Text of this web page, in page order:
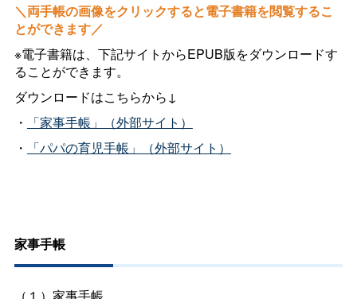
＼両手帳の画像をクリックすると電子書籍を閲覧するこ
とができます／
※電子書籍は、下記サイトからEPUB版をダウンロードす
ることができます。
ダウンロードはこちらから↓
・
「家事手帳」（外部サイト）
・
「パパの育児手帳」（外部サイト）
家事手帳